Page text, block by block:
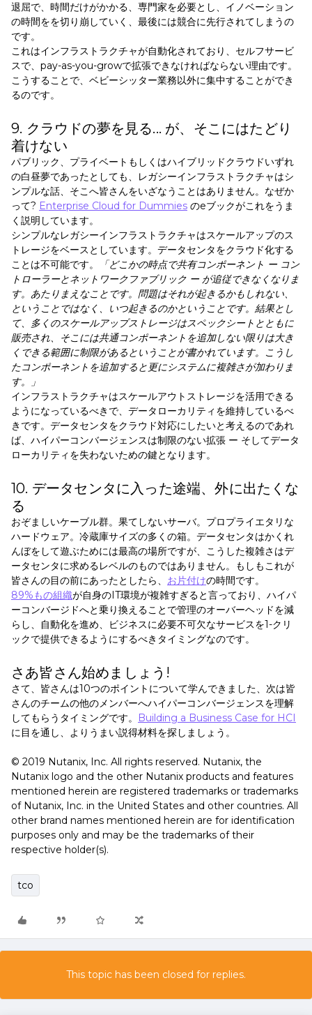
退屈で、時間だけがかかる、専門家を必要とし、イノベーション
の時間をを切り崩していく、最後には競合に先行されてしまうの
です。
これはインフラストラクチャが自動化されており、セルフサービ
スで、pay-as-you-growで拡張できなければならない理由です。
こうすることで、ベビーシッター業務以外に集中することができ
るのです。
9. クラウドの夢を見る... が、そこにはたどり
着けない
パブリック、プライベートもしくはハイブリッドクラウドいずれ
の白昼夢であったとしても、レガシーインフラストラクチャはシ
ンプルな話、そこへ皆さんをいざなうことはありません。なぜか
って? Enterprise Cloud for Dummies のeブックがこれをうま
く説明しています。
シンプルなレガシーインフラストラクチャはスケールアップのス
トレージをベースとしています。データセンタをクラウド化する
ことは不可能です。
「どこかの時点で共有コンポーネント ー コン
トローラーとネットワークファブリック ー が追従できなくなりま
す。あたりまえなことです。問題はそれが起きるかもしれない、
ということではなく、いつ起きるのかということです。結果とし
て、多くのスケールアップストレージはスペックシートとともに
販売され、そこには共通コンポーネントを追加しない限りは大き
くできる範囲に制限があるということが書かれています。こうし
たコンポーネントを追加すると更にシステムに複雑さが加わりま
す。」
インフラストラクチャはスケールアウトストレージを活用できる
ようになっているべきで、データローカリティを維持しているべ
きです。データセンタをクラウド対応にしたいと考えるのであれ
ば、ハイパーコンバージェンスは制限のない拡張 ー そしてデータ
ローカリティを失わないための鍵となります。
10. データセンタに入った途端、外に出たくな
る
おぞましいケーブル群。果てしないサーバ。プロプライエタリな
ハードウェア。冷蔵庫サイズの多くの箱。データセンタはかくれ
んぼをして遊ぶためには最高の場所ですが、こうした複雑さはデ
ータセンタに求めるレベルのものではありません。もしもこれが
皆さんの目の前にあったとしたら、 お片付けの時間です。
89%もの組織が自身のIT環境が複雑すぎると言っており、ハイパ
ーコンバージドへと乗り換えることで管理のオーバーヘッドを減
らし、自動化を進め、ビジネスに必要不可欠なサービスを1-クリ
ックで提供できるようにするべきタイミングなのです。
さあ皆さん始めましょう!
さて、皆さんは10つのポイントについて学んできました、次は皆
さんのチームの他のメンバーへハイパーコンバージェンスを理解
してもらうタイミングです。
Building a Business Case for HCI
に目を通し、よりうまい説得材料を探しましょう。
© 2019 Nutanix, Inc. All rights reserved. Nutanix, the
Nutanix logo and the other Nutanix products and features
mentioned herein are registered trademarks or trademarks
of Nutanix, Inc. in the United States and other countries. All
other brand names mentioned herein are for identification
purposes only and may be the trademarks of their
respective holder(s).
tco
This topic has been closed for replies.